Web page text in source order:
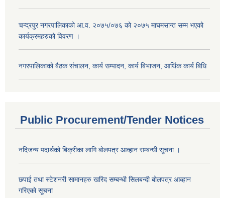
चन्द्रपुर नगरपालिकाको आ.व. २०७५/०७६ को २०७५ माघमसान्त सम्म भएको
कार्यक्रमहरुको विवरण ।
नगरपालिकाको बैठक संचालन, कार्य सम्पादन, कार्य बिभाजन, आर्थिक कार्य बिधि
Public Procurement/Tender Notices
नदिजन्य पदार्थको बिक्रीका लागि बोलपत्र आव्हान सम्बन्धी सूचना ।
छपाई तथा स्टेशनरी सामानहरु खरिद सम्बन्धी सिलबन्दी बोलपत्र आव्हान
गरिएको सूचना